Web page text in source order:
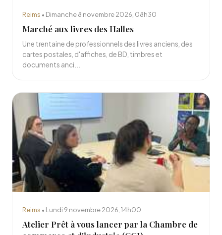
Reims • Dimanche 8 novembre 2026, 08h30
Marché aux livres des Halles
Une trentaine de professionnels des livres anciens, des
cartes postales, d'affiches, de BD, timbres et
documents anci...
Reims • Lundi 9 novembre 2026, 14h00
Atelier Prêt à vous lancer par la Chambre de